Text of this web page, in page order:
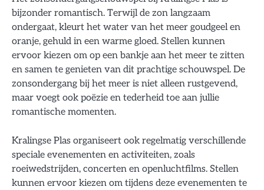
bijzonder romantisch. Terwijl de zon langzaam
ondergaat, kleurt het water van het meer goudgeel en
oranje, gehuld in een warme gloed. Stellen kunnen
ervoor kiezen om op een bankje aan het meer te zitten
en samen te genieten van dit prachtige schouwspel. De
zonsondergang bij het meer is niet alleen rustgevend,
maar voegt ook poëzie en tederheid toe aan jullie
romantische momenten.
Kralingse Plas organiseert ook regelmatig verschillende
speciale evenementen en activiteiten, zoals
roeiwedstrijden, concerten en openluchtfilms. Stellen
kunnen ervoor kiezen om tijdens deze evenementen te